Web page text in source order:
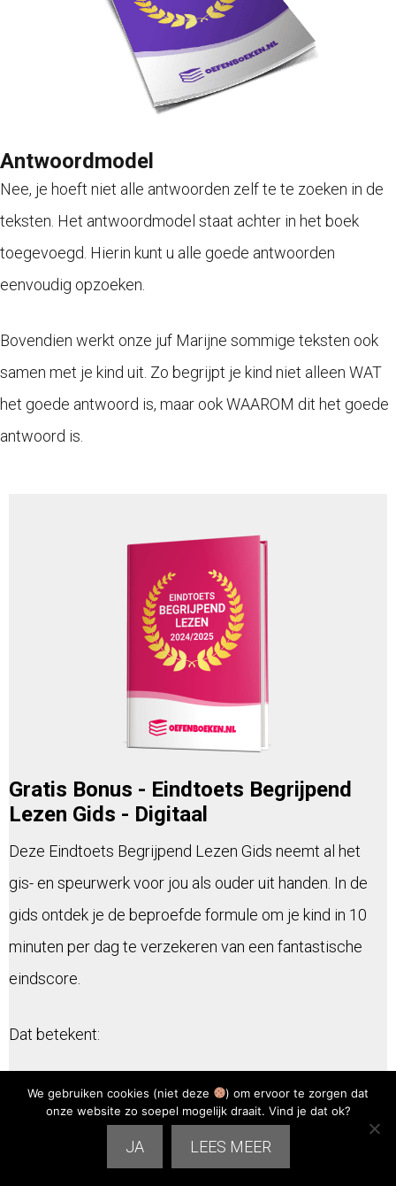
Antwoordmodel
Nee, je hoeft niet alle antwoorden zelf te te zoeken in de
teksten. Het antwoordmodel staat achter in het boek
toegevoegd. Hierin kunt u alle goede antwoorden
eenvoudig opzoeken.
Bovendien werkt onze juf Marijne sommige teksten ook
samen met je kind uit. Zo begrijpt je kind niet alleen WAT
het goede antwoord is, maar ook WAAROM dit het goede
antwoord is.
Gratis Bonus - Eindtoets Begrijpend
Lezen Gids - Digitaal
Deze Eindtoets Begrijpend Lezen Gids neemt al het
gis- en speurwerk voor jou als ouder uit handen. In de
gids ontdek je de beproefde formule om je kind in 10
minuten per dag te verzekeren van een fantastische
eindscore.
Dat betekent:
Geen angst meer voor een tegenvallende
eindscore.
Rust, omdat je kind precies weet wat hij of zij
We gebruiken cookies (niet deze
) om ervoor te zorgen dat
onze website zo soepel mogelijk draait. Vind je dat ok?
JA LEES MEER